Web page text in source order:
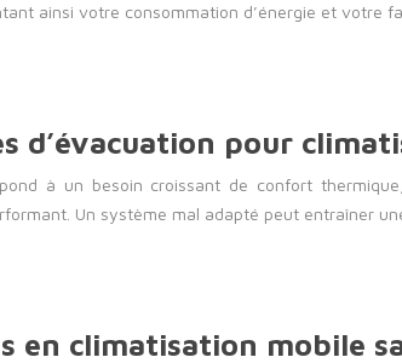
ainsi votre consommation d’énergie et votre
d’évacuation pour
à un besoin croissant de confort
Un système mal adapté peut entraîner
en climatisation mobile